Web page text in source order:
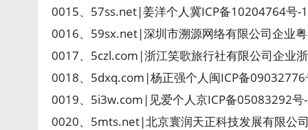
0015、57ss.net|姜洋个人冀ICP备10204764号-
0016、59sx.net|深圳市溯源网络有限公司企业
0017、5czl.com|浙江笑歌旅行社有限公司企业
0018、5dxq.com|杨正强个人闽ICP备
0019、5i3w.com|见爱个人京ICP备05083292号
0020、5mts.net|北京寰润天正科技发展有限公